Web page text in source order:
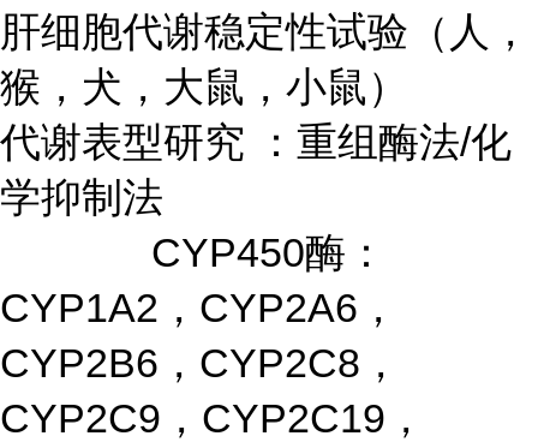
肝细胞代谢稳定性试验（人，
猴，犬，大鼠，小鼠）
代谢表型研究 ：重组酶法/化
学抑制法
CYP450酶：
CYP1A2，CYP2A6，
CYP2B6，CYP2C8，
CYP2C9，CYP2C19，